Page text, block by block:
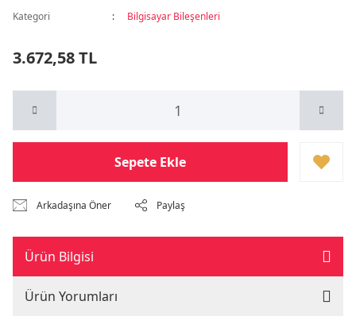
Kategori Bilgisayar Bileşenleri
3.672,58 TL
Sepete Ekle
Arkadaşına Öner Paylaş
Ürün Bilgisi
Ürün Yorumları